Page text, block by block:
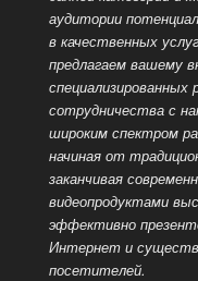
аудитории
в качественных
предлагаем вашему
сотрудничества с
широким спектром
начиная от
заканчивая
видеопродуктами
эффективно
Интернет и
посетителей.